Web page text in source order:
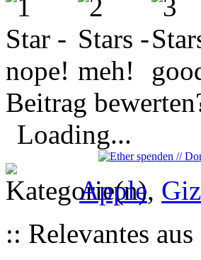
Beitrag
Loading...
Apple,
:: Relevantes aus